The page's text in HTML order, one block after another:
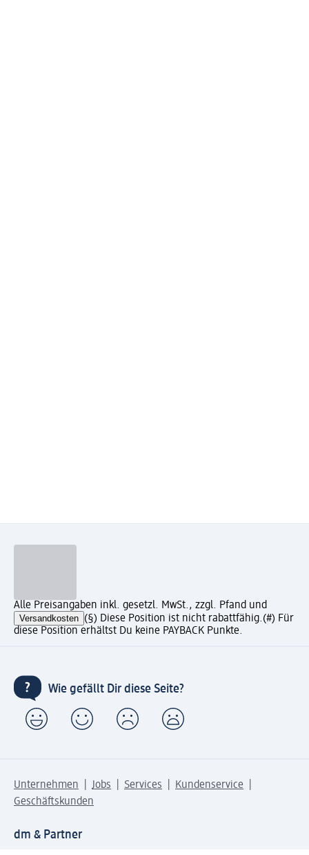
Alle Preisangaben inkl. gesetzl. MwSt., zzgl. Pfand und
Versandkosten (§) Diese Position ist nicht rabattfähig.(#) Für
diese Position erhältst Du keine PAYBACK Punkte.
Wie gefällt Dir diese Seite?
Unternehmen Jobs Services
Kundenservice
Geschäftskunden
dm & Partner